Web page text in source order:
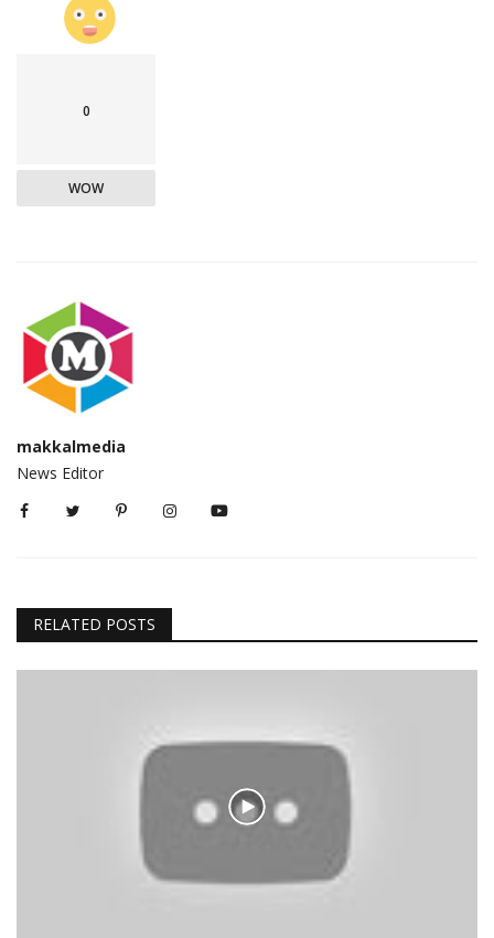
0
WOW
makkalmedia
News Editor
RELATED POSTS